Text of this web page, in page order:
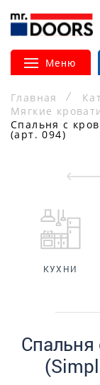
Меню
Главная
Мягкие
Спальня с
(арт. 094)
КУХНИ